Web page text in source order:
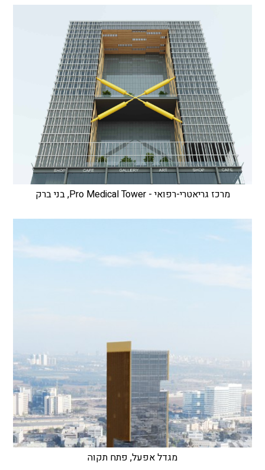
מרכז גריאטרי-רפואי - Pro Medical Tower, בני ברק
מגדל אפעל, פתח תקוה